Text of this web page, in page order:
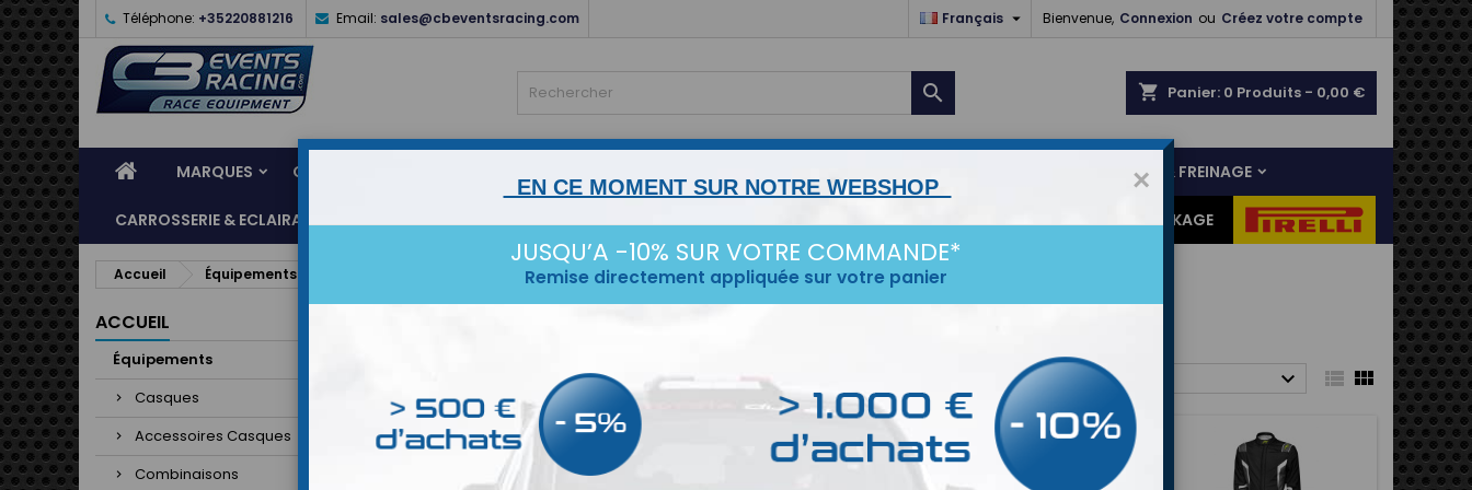
Téléphone: +35220881216 Email: sales@cbeventsracing.com Bienvenue, Connexion ou Créez votre compte
Français 
shopping_cart Panier: 0 Produits - 0,00 €

MARQUES CASQUES LIAISON AU SOL & FREINAGE
CARROSSERIE & ECLAIRAGE ATELIER & ASSISTANCE ESCORT MK1/2 KARTING SERVICES IDÉES CADEAUX DESTOCKAGE
Accueil Équipements Combinaison P1 FIA
ACCUEIL
Équipements
Casques
Accessoires Casques
Combinaisons
Trier par : Pertinence   
×
EN CE MOMENT SUR NOTRE WEBSHOP
JUSQU’A -10% SUR VOTRE COMMANDE*
Remise directement appliquée sur votre panier